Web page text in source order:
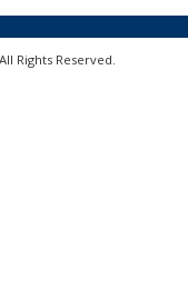
Rights Reserved.